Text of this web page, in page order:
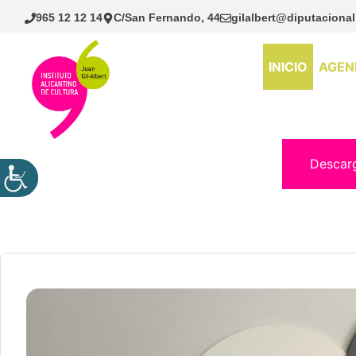
Saltar
965 12 12 14 C/San Fernando, 44
INICIO